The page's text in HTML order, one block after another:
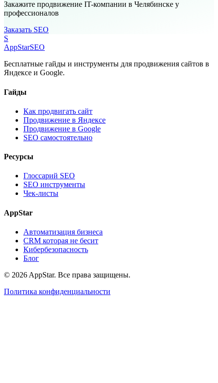
Закажите продвижение IT-компании в Челябинске у
профессионалов
Заказать SEO
S
AppStarSEO
Бесплатные гайды и инструменты для продвижения сайтов в
Яндексе и Google.
Гайды
Как продвигать сайт
Продвижение в Яндексе
Продвижение в Google
SEO самостоятельно
Ресурсы
Глоссарий SEO
SEO инструменты
Чек-листы
AppStar
Автоматизация бизнеса
CRM которая не бесит
Кибербезопасность
Блог
© 2026 AppStar. Все права защищены.
Политика конфиденциальности